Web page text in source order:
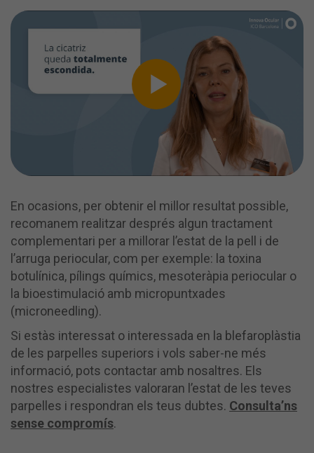
En ocasions, per obtenir el millor resultat possible,
recomanem realitzar després algun tractament
complementari per a millorar l’estat de la pell i de
l’arruga periocular, com per exemple: la toxina
botulínica, pílings químics, mesoteràpia periocular o
la bioestimulació amb micropuntxades
(microneedling).
Si estàs interessat o interessada en la blefaroplàstia
de les parpelles superiors i vols saber-ne més
informació, pots contactar amb nosaltres. Els
nostres especialistes valoraran l’estat de les teves
parpelles i respondran els teus dubtes. Consulta’ns
sense compromís.